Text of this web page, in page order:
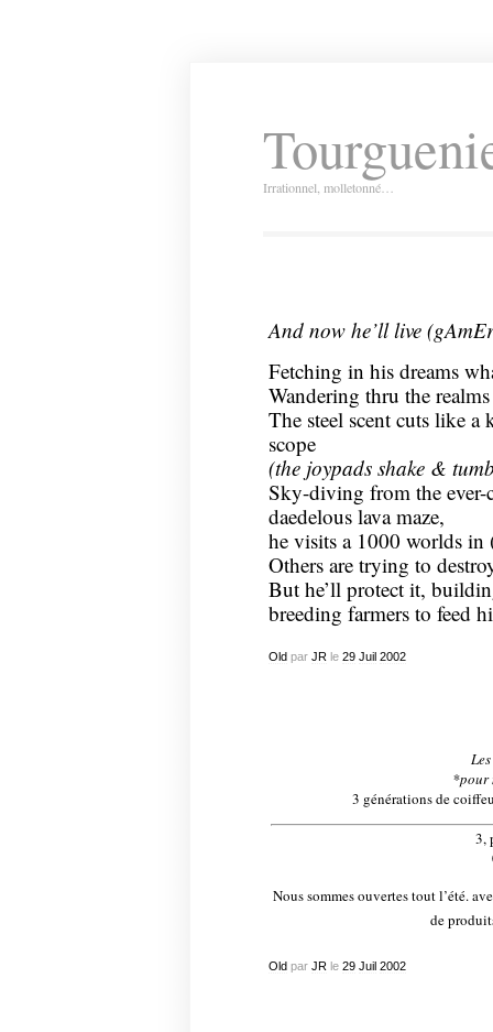
Irrationnel, molletonné…
And now he’ll live
Fetching in his dreams
Wandering thru the
The steel scent cuts like
scope
(the joypads shake &
Sky-diving from the ever-
daedelous lava maze,
he visits a 1000 worlds in
Others are trying to
But he’ll protect it,
breeding farmers to feed
Old par JRle 29 Juil 2002
*pour
3 générations de
3,
Nous sommes ouvertes tout l’été.
de
Oldpar JRle 29 Juil 2002